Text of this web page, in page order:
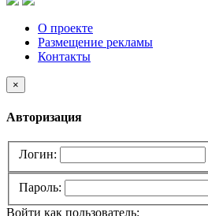
О проекте
Размещение рекламы
Контакты
×
Авторизация
Логин:
Пароль:
Войти как пользователь: